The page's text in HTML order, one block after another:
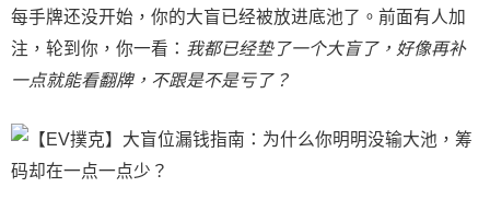
每手牌还没开始，你的大盲已经被放进底池了。前面有人加
注，轮到你，你一看： 我都已经垫了一个大盲了，好像再补
一点就能看翻牌，不跟是不是亏了？